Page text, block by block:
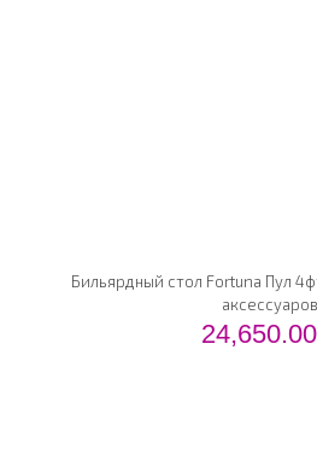
Бильярдный стол Fortuna Пул
аксессуаров
24,650.00